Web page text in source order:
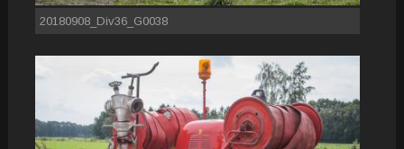
20180908_Div36_G0038